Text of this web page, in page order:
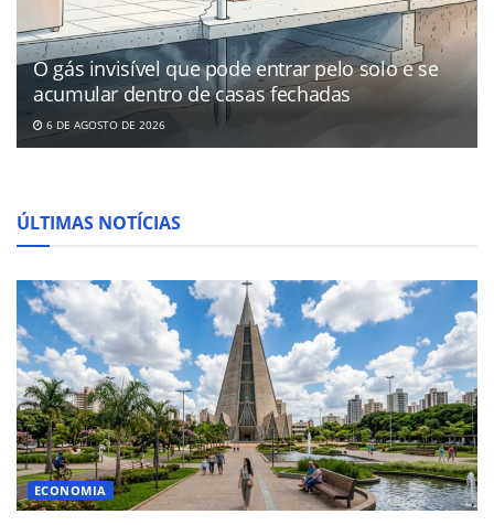
O gás invisível que pode entrar pelo solo e se
acumular dentro de casas fechadas
6 DE AGOSTO DE 2026
ÚLTIMAS NOTÍCIAS
ECONOMIA